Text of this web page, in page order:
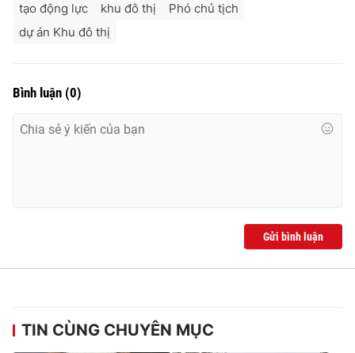
tạo động lực
khu đô thị
Phó chủ tịch
dự án Khu đô thị
Bình luận (0)
Gửi bình luận
TIN CÙNG CHUYÊN MỤC